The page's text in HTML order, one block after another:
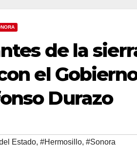
de la
el
Durazo
Estado, #Hermosillo, #Sonora